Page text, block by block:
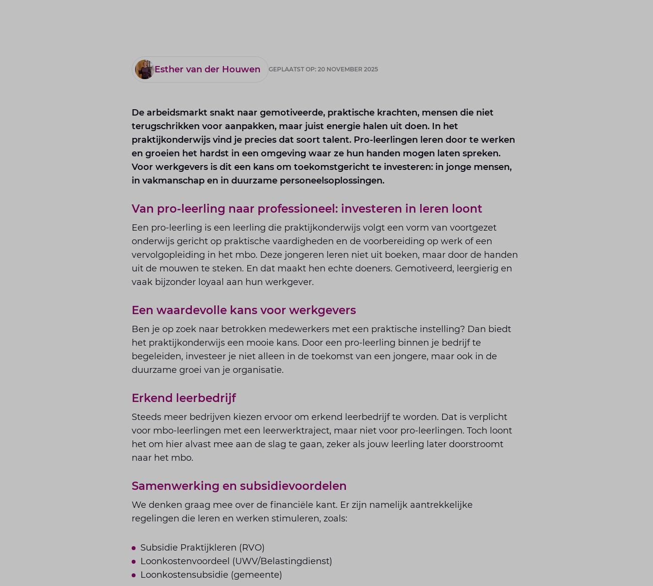
Esther van der Houwen GEPLAATST OP: 20 NOVEMBER 2025
De arbeidsmarkt snakt naar gemotiveerde, praktische krachten, mensen die niet
terugschrikken voor aanpakken, maar juist energie halen uit doen. In het
praktijkonderwijs vind je precies dat soort talent. Pro-leerlingen leren door te werken
en groeien het hardst in een omgeving waar ze hun handen mogen laten spreken.
Voor werkgevers is dit een kans om toekomstgericht te investeren: in jonge mensen,
in vakmanschap en in duurzame personeelsoplossingen.
Van pro-leerling naar professioneel: investeren in leren loont
Een pro-leerling is een leerling die praktijkonderwijs volgt een vorm van voortgezet
onderwijs gericht op praktische vaardigheden en de voorbereiding op werk of een
vervolgopleiding in het mbo. Deze jongeren leren niet uit boeken, maar door de handen
uit de mouwen te steken. En dat maakt hen echte doeners. Gemotiveerd, leergierig en
vaak bijzonder loyaal aan hun werkgever.
Een waardevolle kans voor werkgevers
Ben je op zoek naar betrokken medewerkers met een praktische instelling? Dan biedt
het praktijkonderwijs een mooie kans. Door een pro-leerling binnen je bedrijf te
begeleiden, investeer je niet alleen in de toekomst van een jongere, maar ook in de
duurzame groei van je organisatie.
Erkend leerbedrijf
Steeds meer bedrijven kiezen ervoor om erkend leerbedrijf te worden. Dat is verplicht
voor mbo-leerlingen met een leerwerktraject, maar niet voor pro-leerlingen. Toch loont
het om hier alvast mee aan de slag te gaan, zeker als jouw leerling later doorstroomt
naar het mbo.
Samenwerking en subsidievoordelen
We denken graag mee over de financiële kant. Er zijn namelijk aantrekkelijke
regelingen die leren en werken stimuleren, zoals:
Subsidie Praktijkleren (RVO)
Loonkostenvoordeel (UWV/Belastingdienst)
Loonkostensubsidie (gemeente)